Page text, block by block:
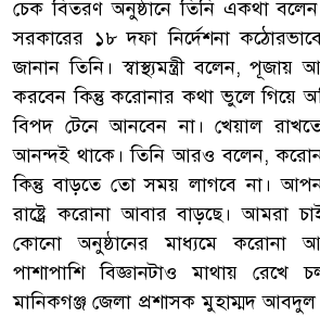
চেক বিতরণ অনুষ্ঠানে তিনি একথা
সরকারের ১৮ দফা নির্দেশনা
জানান তিনি। স্বাস্থ্যমন্ত্রী বলেন, পূজায়
করবেন কিন্তু করোনার কথা ভুলে গিয়ে
বিপদ টেনে আনবেন না। খেয়াল
আনন্দই থাকে। তিনি আরও বলেন,
কিন্তু বাড়তে তো সময় লাগবে না।
রাষ্ট্রে করোনা আবার বাড়ছে। আমরা
কোনো অনুষ্ঠানের মাধ্যমে করোনা
পাশাপাশি বিজ্ঞানটাও মাথায় রেখে
মানিকগঞ্জ জেলা প্রশাসক মুহাম্মদ